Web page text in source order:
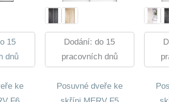
15
dnů
ke
Dodání: do 15
pracovních dnů
Posuvné dveře ke